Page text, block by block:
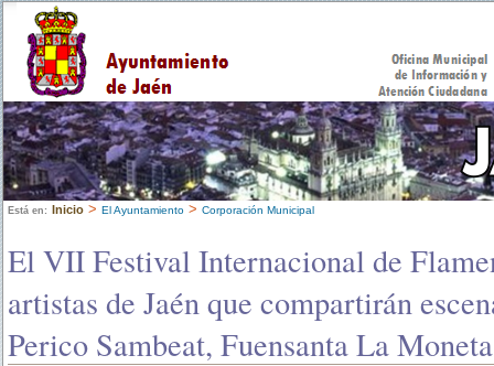
Está en: Inicio > El Ayuntamiento > Corporación Municipal
El VII Festival Internacional de
artistas de Jaén que compartirán
Perico Sambeat, Fuensanta La